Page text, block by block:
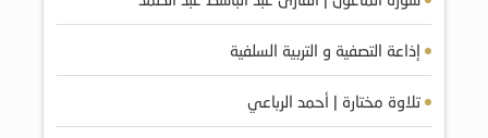
إذاعة التصفية و التربية السلفية
تلاوة مختارة | أحمد الرباعي